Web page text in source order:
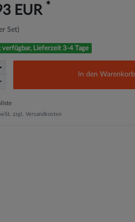
EUR *
Set)
verfügbar, Lieferzeit 3-4 Tage
In den Warenkorb
zzgl. Versandkosten